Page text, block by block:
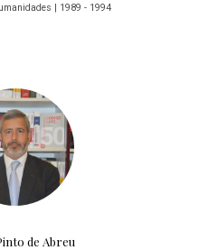
| 1989 - 1994
de Abreu